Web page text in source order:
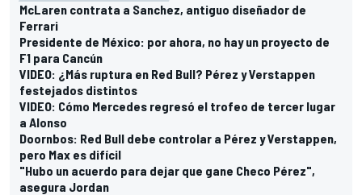
McLaren contrata a Sanchez, antiguo diseñador de
Ferrari
Presidente de México: por ahora, no hay un proyecto de
F1 para Cancún
VIDEO: ¿Más ruptura en Red Bull? Pérez y Verstappen
festejados distintos
VIDEO: Cómo Mercedes regresó el trofeo de tercer lugar
a Alonso
Doornbos: Red Bull debe controlar a Pérez y Verstappen,
pero Max es difícil
"Hubo un acuerdo para dejar que gane Checo Pérez",
asegura Jordan